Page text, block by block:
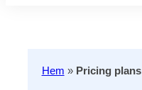
Hem » Pricing plans